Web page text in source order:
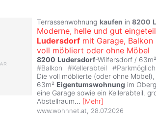
Terrassenwohnung kaufen in 8200
Moderne, helle und gut
Ludersdorf mit Garage,
voll möbliert oder ohne Möbel
8200 Ludersdorf-Wilfersdorf / 63m²
#Balkon #Kellerabteil #
Die voll möblierte (oder ohne
63m² Eigentumswohnung im
eine Garage sowie ein Kellerabteil.
Abstellraum... [Mehr]
www.wohnnet.at 28.07.2026